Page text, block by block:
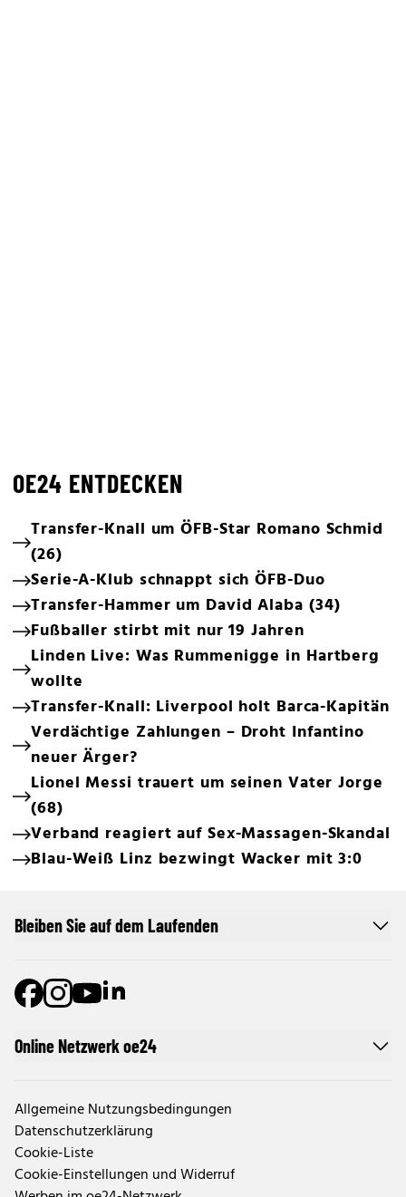
OE24 ENTDECKEN
Transfer-Knall um ÖFB-Star Romano Schmid
(26)
Serie-A-Klub schnappt sich ÖFB-Duo
Transfer-Hammer um David Alaba (34)
Fußballer stirbt mit nur 19 Jahren
Linden Live: Was Rummenigge in Hartberg
wollte
Transfer-Knall: Liverpool holt Barca-Kapitän
Verdächtige Zahlungen – Droht Infantino
neuer Ärger?
Lionel Messi trauert um seinen Vater Jorge
(68)
Verband reagiert auf Sex-Massagen-Skandal
Blau-Weiß Linz bezwingt Wacker mit 3:0
Online Netzwerk oe24
Allgemeine Nutzungsbedingungen
Datenschutzerklärung
Cookie-Liste
Cookie-Einstellungen und Widerruf
Bleiben Sie auf dem Laufenden